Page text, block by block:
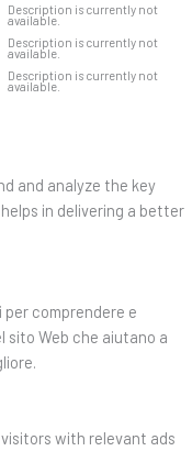
Description is currently not
available.
Description is currently not
available.
Description is currently not
available.
and analyze the key
in delivering a better
comprendere e
sito Web che aiutano a
with relevant ads